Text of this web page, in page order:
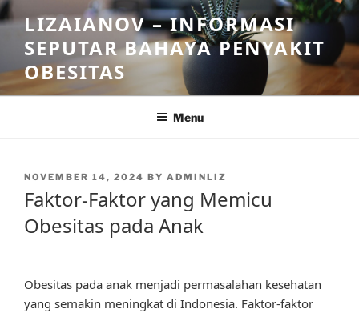
Skip
to
content
LIZAIANOV – INFORMASI
SEPUTAR BAHAYA PENYAKIT
OBESITAS
Menu
POSTED
NOVEMBER 14, 2024 BY ADMINLIZ
Faktor-Faktor yang Memicu
Obesitas pada Anak
Obesitas pada anak menjadi permasalahan kesehatan
yang semakin meningkat di Indonesia. Faktor-faktor